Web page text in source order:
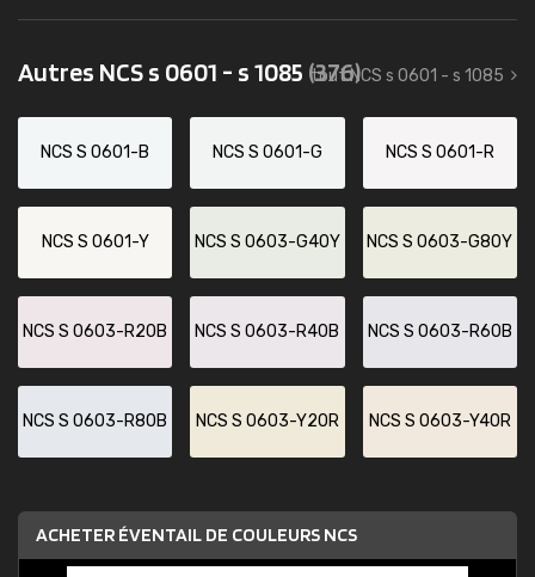
Autres NCS s 0601 - s 1085 (376)
tout NCS s 0601 - s 1085
NCS S 0601-B NCS S 0601-G NCS S 0601-R
NCS S 0601-Y NCS S 0603-G40Y NCS S 0603-G80Y
NCS S 0603-R20B NCS S 0603-R40B NCS S 0603-R60B
NCS S 0603-R80B NCS S 0603-Y20R NCS S 0603-Y40R
ACHETER ÉVENTAIL DE COULEURS NCS